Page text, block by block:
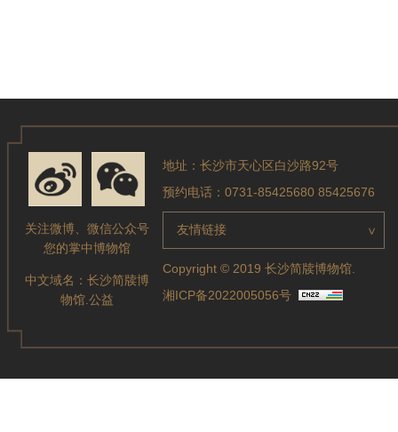
关注微博、微信公众号
您的掌中博物馆
中文域名： 长沙简牍博
物馆.公益
地址：长沙市天心区白沙路92号
预约电话：0731-85425680 85425676
友情链接 >
Copyright © 2019 长沙简牍博物馆.
湘ICP备2022005056号